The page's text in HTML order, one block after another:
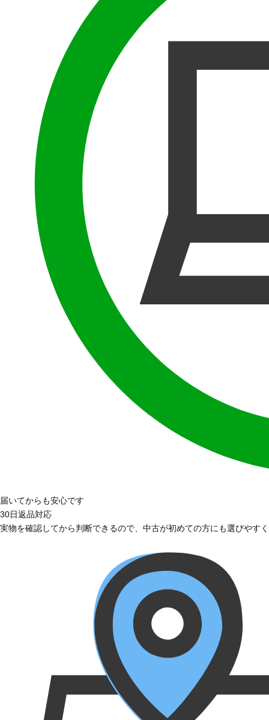
届いてからも安心です
30日返品対応
実物を確認してから判断できるので、中古が初めての方にも選びやす